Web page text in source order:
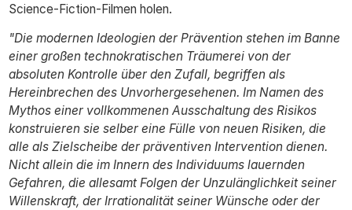
Science-Fiction-Filmen holen.
"Die modernen Ideologien der Prävention stehen im Banne
einer großen technokratischen Träumerei von der
absoluten Kontrolle über den Zufall, begriffen als
Hereinbrechen des Unvorhergesehenen. Im Namen des
Mythos einer vollkommenen Ausschaltung des Risikos
konstruieren sie selber eine Fülle von neuen Risiken, die
alle als Zielscheibe der präventiven Intervention dienen.
Nicht allein die im Innern des Individuums lauernden
Gefahren, die allesamt Folgen der Unzulänglichkeit seiner
Willenskraft, der Irrationalität seiner Wünsche oder der